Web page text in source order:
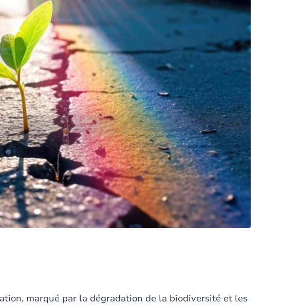
marqué par la dégradation de la biodiversité et les